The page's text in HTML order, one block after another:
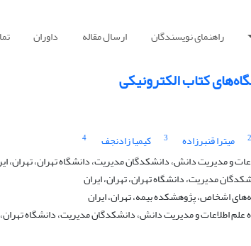
راهنمای نویسندگان ارسال مقاله داوران
کتاب الکترونیکی
2 میترا قنبرزاده 3 کیمیا زادنجف
4
و مدیریت دانش، دانشکدگان مدیریت، دانشگاه تهران، تهران،
مدیریت، دانشگاه تهران، تهران، ایران
اشخاص، پژوهشکده بیمه، تهران، ایران
اطلاعات و مدیریت دانش، دانشکدگان مدیریت، دانشگاه تهران،